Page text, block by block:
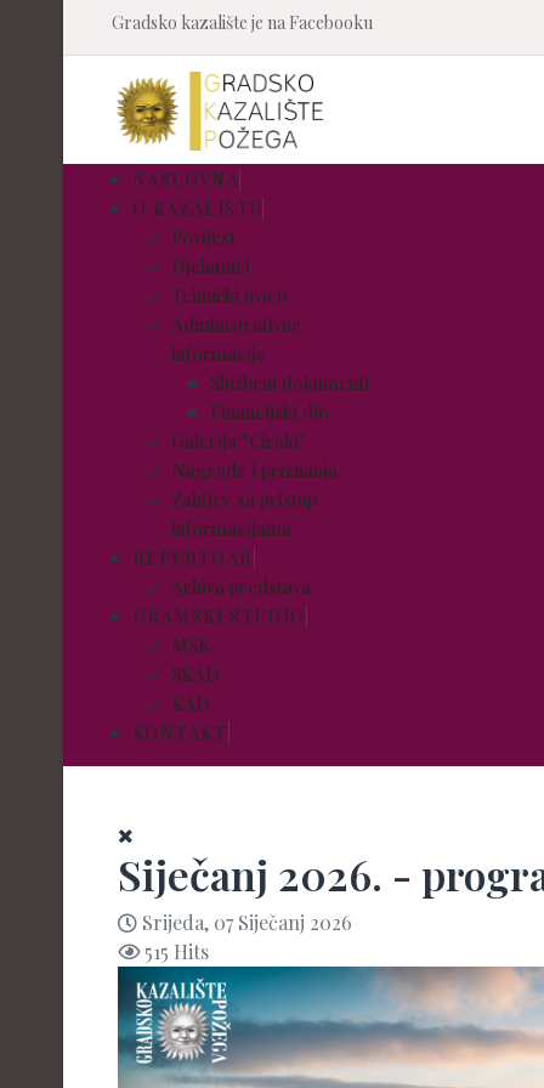
Gradsko kazalište je na Facebooku
NASLOVNA
O KAZALIŠTU
Povijest
Djelatnici
Tehnički uvjeti
Administrativne
informacije
Službeni dokumenti
Financijski dio
Galerija "Ciraki"
Nagrade i priznanja
Zahtjev za pristup
informacijama
REPERTOAR
Arhiva predstava
DRAMSKI STUDIO
MŠK
SKAD
KAD
KONTAKT
Siječanj 2026. -
Srijeda, 07 Siječanj 2026
515 Hits